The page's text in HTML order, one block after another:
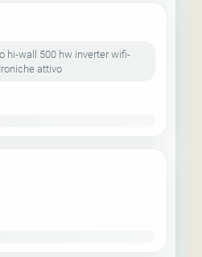
hi-wall 500 hw inverter wifi-
attivo